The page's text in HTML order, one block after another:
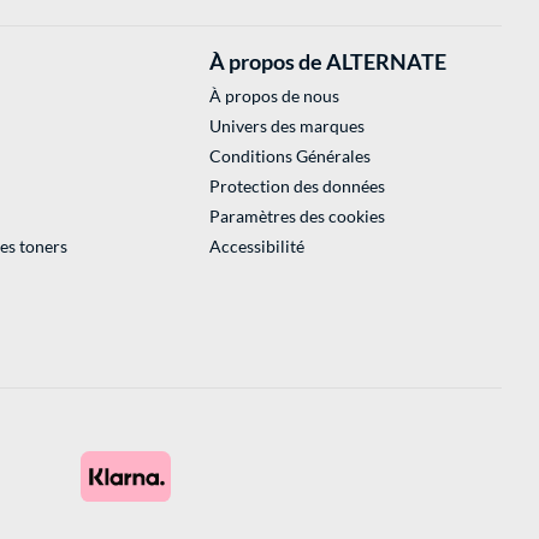
toners
À propos de ALTERNATE
À propos de nous
Univers des marques
Conditions Générales
Protection des données
Paramètres des cookies
Accessibilité